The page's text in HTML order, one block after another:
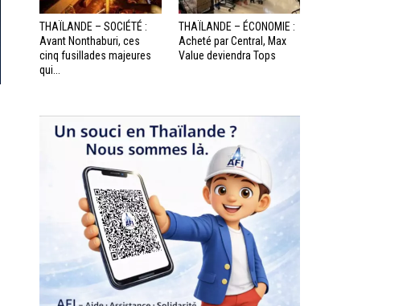
THAÏLANDE – SOCIÉTÉ :
Avant Nonthaburi, ces
cinq fusillades majeures
qui...
THAÏLANDE – ÉCONOMIE :
Acheté par Central, Max
Value deviendra Tops